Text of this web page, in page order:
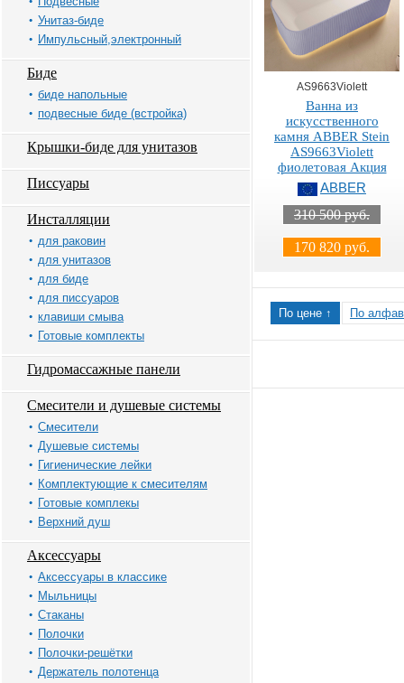
Унитаз-биде
Импульсный,электронный
Биде
биде напольные
подвесные биде (встройка)
Крышки-биде для унитазов
Писсуары
Инсталляции
для раковин
для унитазов
для биде
для писсуаров
клавиши смыва
Готовые комплекты
Гидромассажные панели
Смесители и душевые системы
Смесители
Душевые системы
Гигиенические лейки
Комплектующие к смесителям
Готовые комплекы
Верхний душ
Аксессуары
Аксессуары в классике
Мыльницы
Стаканы
Полочки
Полочки-решётки
Держатель полотенца
AS9663Violett
Ванна из
искусственного
камня ABBER Stein
AS9663Violett
фиолетовая Акция
ABBER
310 500 руб.
170 820 руб.
По цене ↑ По